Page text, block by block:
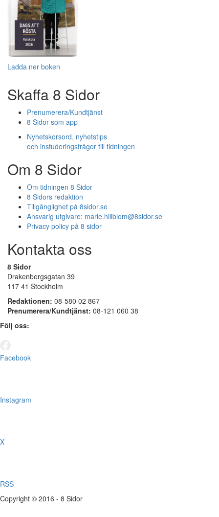
Ladda ner boken
Skaffa 8 Sidor
Prenumerera/Kundtjänst
8 Sidor som app
Nyhetskorsord, nyhetstips
och instuderingsfrågor till tidningen
Om 8 Sidor
Om tidningen 8 Sidor
8 Sidors redaktion
Tillgänglighet på 8sidor.se
Ansvarig utgivare: marie.hillblom@8sidor.se
Privacy policy på 8 sidor
Kontakta oss
8 Sidor
Drakenbergsgatan 39
117 41 Stockholm
Redaktionen: 08-580 02 867
Prenumerera/Kundtjänst: 08-121 060 38
Följ oss:
Facebook
Instagram
X
RSS
Copyright © 2016 - 8 Sidor